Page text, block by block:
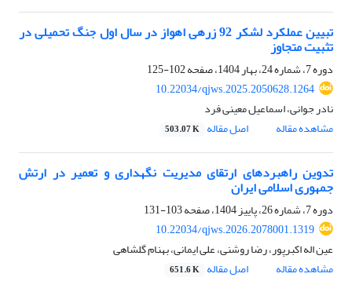
تبیین عملکرد لشکر 92 زرهی اهواز در سال اول جنگ تحمیلی در
تثبیت متجاوز
دوره 7، شماره 24، بهار 1404، صفحه
102-125
10.22034/qjws.2025.2050628.1264
نادر جوانی، اسماعیل معینی فرد
مشاهده مقاله
اصل مقاله 503.07 K
تدوین راهبردهای ارتقای مدیریت نگهداری و تعمیر در ارتش
جمهوری اسلامی ایران
دوره 7، شماره 26، پاییز 1404، صفحه
103-131
10.22034/qjws.2026.2078001.1319
عین اله اکبرپور، رضا روشنی، علی ایمانی، بهنام گلشاهی
مشاهده مقاله
اصل مقاله 651.6 K